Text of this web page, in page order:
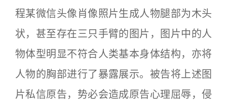
程某微信头像肖像照片生成人物腿部为木头
状，甚至存在三只手臂的图片，图片中的人
物体型明显不符合人类基本身体结构，亦将
人物的胸部进行了暴露展示。被告将上述图
片私信原告，势必会造成原告心理屈辱，侵